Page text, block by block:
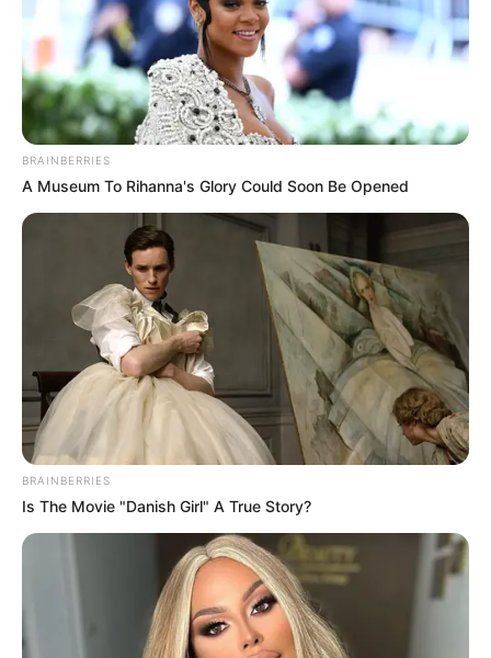
BRAINBERRIES
A Museum To Rihanna's Glory Could Soon Be Opened
BRAINBERRIES
Is The Movie "Danish Girl" A True Story?